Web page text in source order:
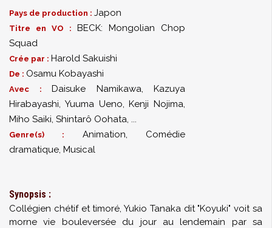
Pays de production : Japon
Titre en VO : BECK: Mongolian Chop
Squad
Crée par : Harold Sakuishi
De : Osamu Kobayashi
Avec : Daisuke Namikawa, Kazuya
Hirabayashi, Yuuma Ueno,Kenji Nojima,
Miho Saiki, Shintarô Oohata, ...
Genre(s) : Animation, Comédie
dramatique, Musical
Synopsis :
Collégien chétif et timoré, Yukio Tanaka dit "Koyuki" voit sa
morne vie bouleversée du jour au lendemain par sa